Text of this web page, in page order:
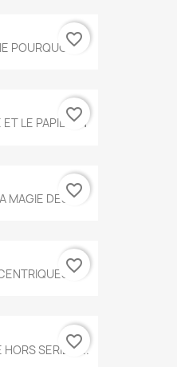
POURQUOI...
favorite_border
LE PAPILLON
favorite_border
MAGIE DES...
favorite_border
favorite_border
SERIE N...
favorite_border